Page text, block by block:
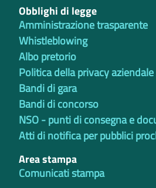
Obblighi di legge
Amministrazione trasparente
Whistleblowing
Albo pretorio
Politica della privacy aziendale
Bandi di gara
Bandi di concorso
NSO - punti di consegna e
Atti di notifica per pubblici
Area stampa
Comunicati stampa